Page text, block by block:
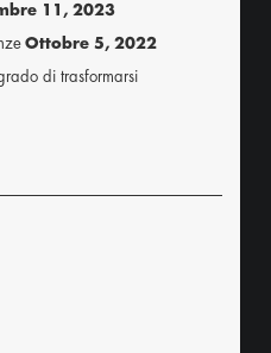
11, 2023
Ottobre 5, 2022
di trasformarsi